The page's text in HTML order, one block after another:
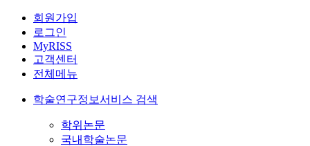
회원가입
로그인
MyRISS
고객센터
전체메뉴
학술연구정보서비스 검색
학위논문
국내학술논문